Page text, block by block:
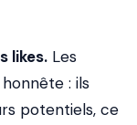
likes. Les
: ils
potentiels, ce